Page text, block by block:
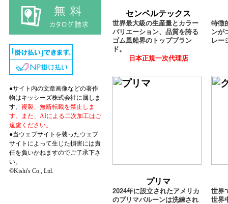
●サイト内の文章画像などの著作
物はキッシーズ株式会社に属しま
す。 複製、無断転載を禁止しま
す。また、AIによる二次加工はご
遠慮ください。
●当ウェブサイトを装ったウェブ
サイトによって生じた損害には責
任を負いかねますのでご了承下さ
い。
©Kishi's Co., Ltd.
センペルテックス
世界最大級の生産量とカラー
バリエーション、品質を誇る
ゴム風船界のトップブラン
ド。
日本正規一次代理店
特徴
ンが
レー
プリマ
2024年に設立されたアメリカ
のプリマバルーンは洗練され
世界
世界